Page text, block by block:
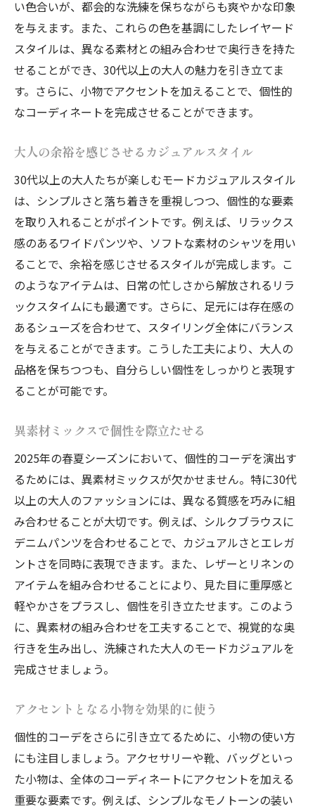
い色合いが、都会的な洗練を保ちながらも爽やかな印象
を与えます。また、これらの色を基調にしたレイヤード
スタイルは、異なる素材との組み合わせで奥行きを持た
せることができ、30代以上の大人の魅力を引き立てま
す。さらに、小物でアクセントを加えることで、個性的
なコーディネートを完成させることができます。
大人の余裕を感じさせるカジュアルスタイル
30代以上の大人たちが楽しむモードカジュアルスタイル
は、シンプルさと落ち着きを重視しつつ、個性的な要素
を取り入れることがポイントです。例えば、リラックス
感のあるワイドパンツや、ソフトな素材のシャツを用い
ることで、余裕を感じさせるスタイルが完成します。こ
のようなアイテムは、日常の忙しさから解放されるリラ
ックスタイムにも最適です。さらに、足元には存在感の
あるシューズを合わせて、スタイリング全体にバランス
を与えることができます。こうした工夫により、大人の
品格を保ちつつも、自分らしい個性をしっかりと表現す
ることが可能です。
異素材ミックスで個性を際立たせる
2025年の春夏シーズンにおいて、個性的コーデを演出す
るためには、異素材ミックスが欠かせません。特に30代
以上の大人のファッションには、異なる質感を巧みに組
み合わせることが大切です。例えば、シルクブラウスに
デニムパンツを合わせることで、カジュアルさとエレガ
ントさを同時に表現できます。また、レザーとリネンの
アイテムを組み合わせることにより、見た目に重厚感と
軽やかさをプラスし、個性を引き立たせます。このよう
に、異素材の組み合わせを工夫することで、視覚的な奥
行きを生み出し、洗練された大人のモードカジュアルを
完成させましょう。
アクセントとなる小物を効果的に使う
個性的コーデをさらに引き立てるために、小物の使い方
にも注目しましょう。アクセサリーや靴、バッグといっ
た小物は、全体のコーディネートにアクセントを加える
重要な要素です。例えば、シンプルなモノトーンの装い